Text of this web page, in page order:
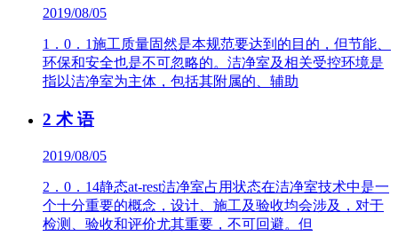
2019/08/05
1．0．1施工质量固然是本规范要达到的目的，但节能、
环保和安全也是不可忽略的。洁净室及相关受控环境是
指以洁净室为主体，包括其附属的、辅助
2 术 语
2019/08/05
2．0．14静态at-rest洁净室占用状态在洁净室技术中是一
个十分重要的概念，设计、施工及验收均会涉及，对于
检测、验收和评价尤其重要，不可回避。但